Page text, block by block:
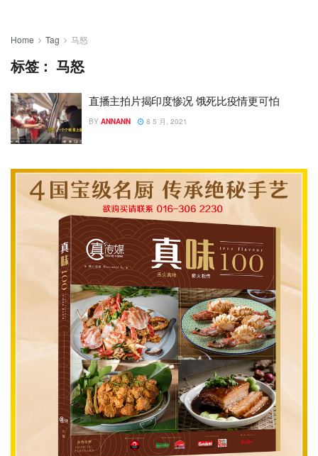
Home Tag 马怒
标签：马怒
直播主拍片揭印度惨况 饿死比疫情更可怕
BY ANNANN 8 5 月, 2021